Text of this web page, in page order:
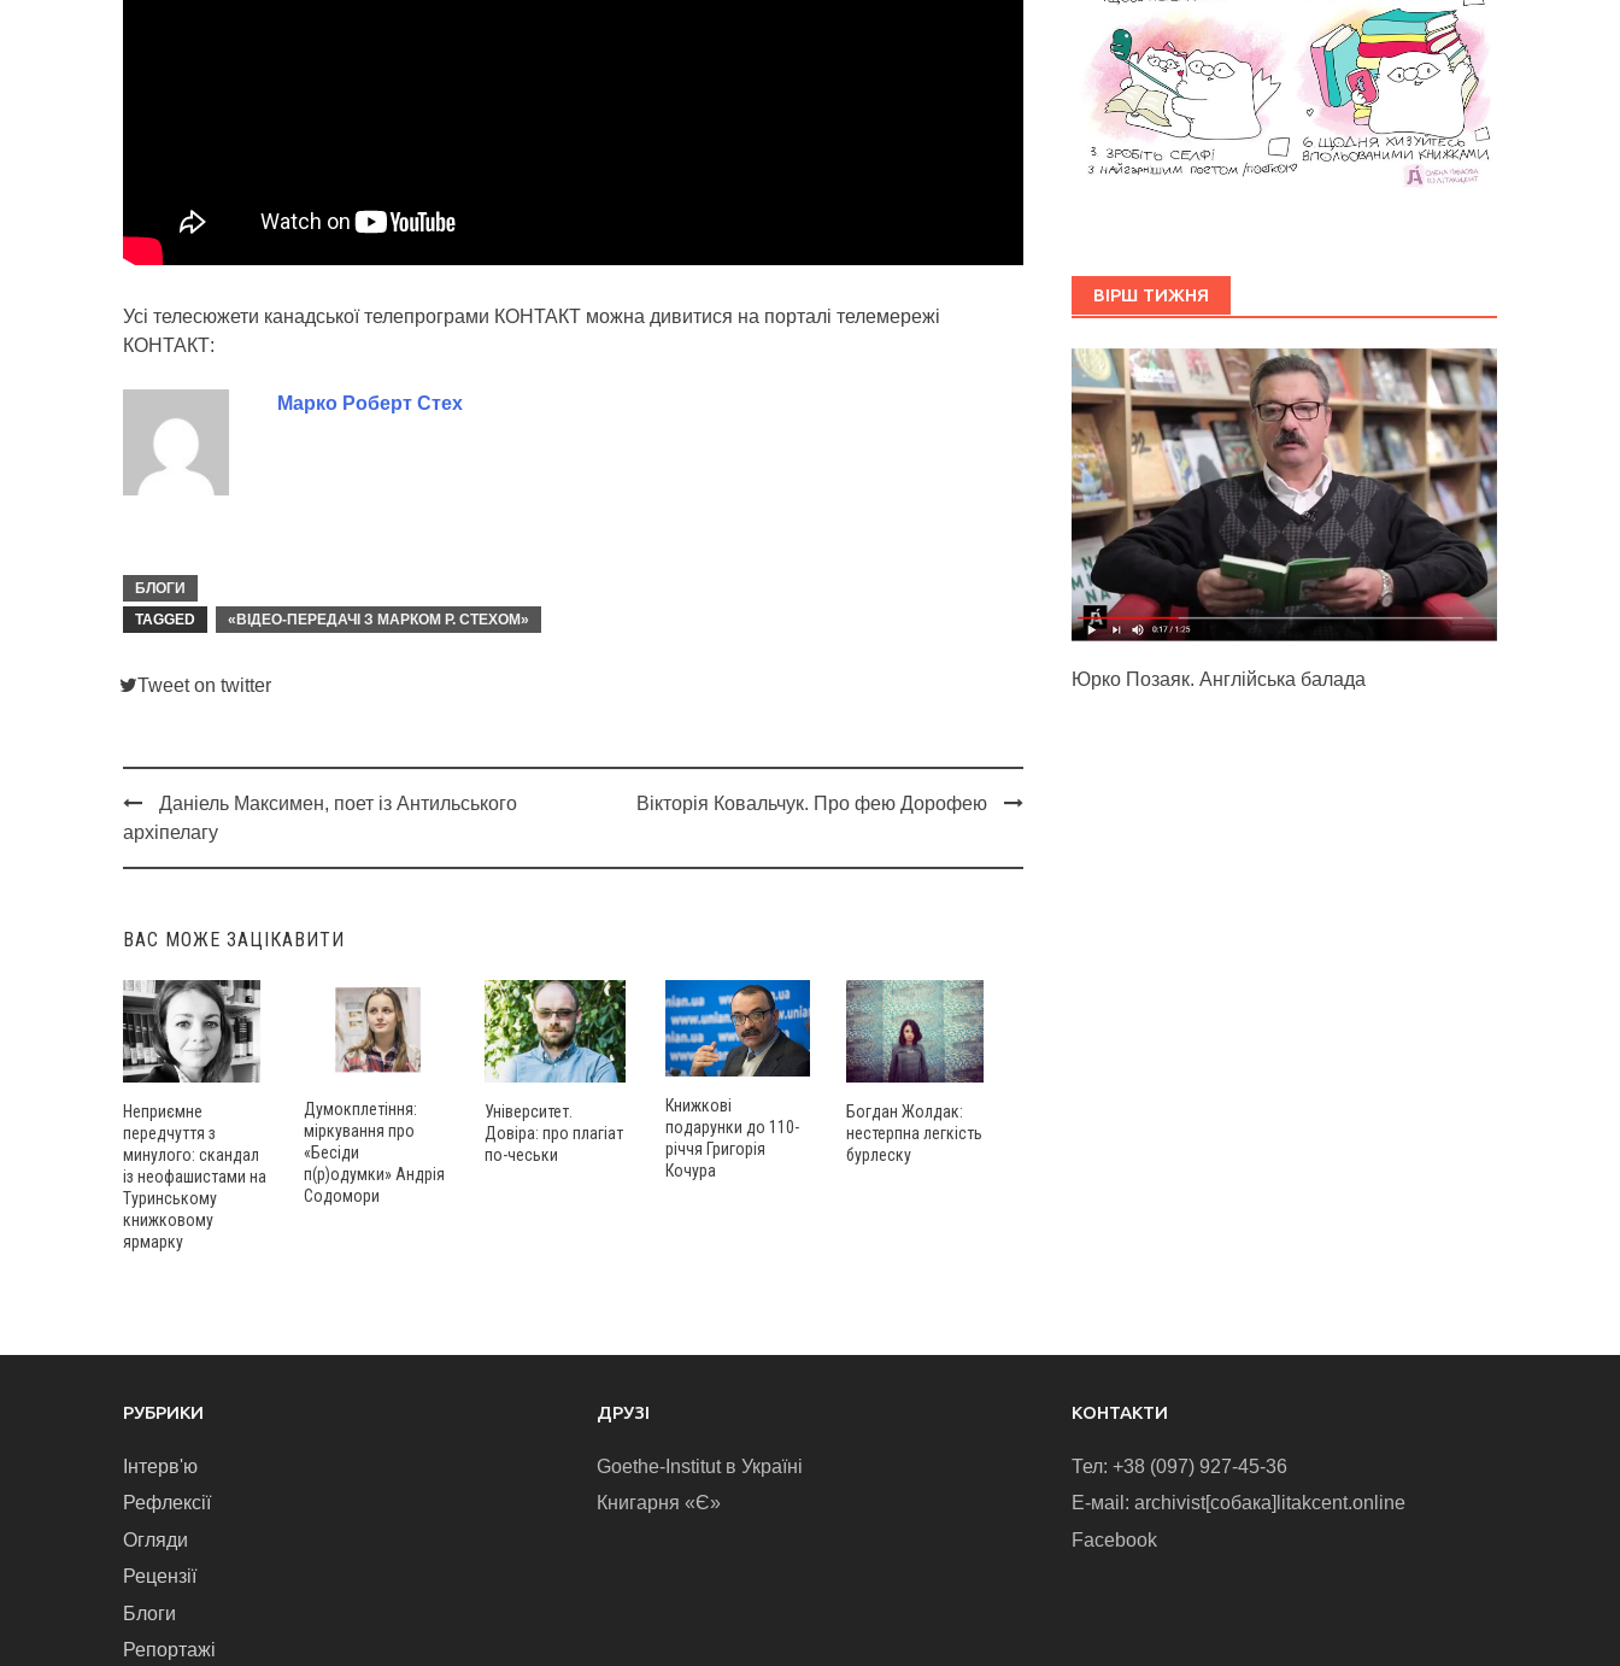
Усі телесюжети канадської телепрограми КОНТАКТ можна дивитися на порталі телемережі
КОНТАКТ:
Марко Роберт Стех
БЛОГИ
TAGGED
«ВІДЕО-ПЕРЕДАЧІ З МАРКОМ Р. СТЕХОМ»
Tweet on twitter
Post
navigation
Даніель Максимен, поет із Антильського
архіпелагу
Вікторія Ковальчук. Про фею Дорофею
ВАС МОЖЕ ЗАЦІКАВИТИ
Неприємне
передчуття з
минулого: скандал
із неофашистами на
Туринському
книжковому
ярмарку
Думокплетіння:
міркування про
«Бесіди
п(р)одумки» Андрія
Содомори
Університет.
Довіра: про плагіат
по-чеськи
Книжкові
подарунки до 110-
річчя Григорія
Кочура
Богдан Жолдак:
нестерпна легкість
бурлеску
ВІРШ ТИЖНЯ
Юрко Позаяк. Англійська балада
РУБРИКИ
Інтерв'ю
Рефлексії
Огляди
Рецензії
Блоги
Репортажі
ДРУЗІ
Goethe-Institut в Україні
Книгарня «Є»
КОНТАКТИ
Тел: +38 (097) 927-45-36
E-маіl: archivist[собака]litakcent.online
Facebook